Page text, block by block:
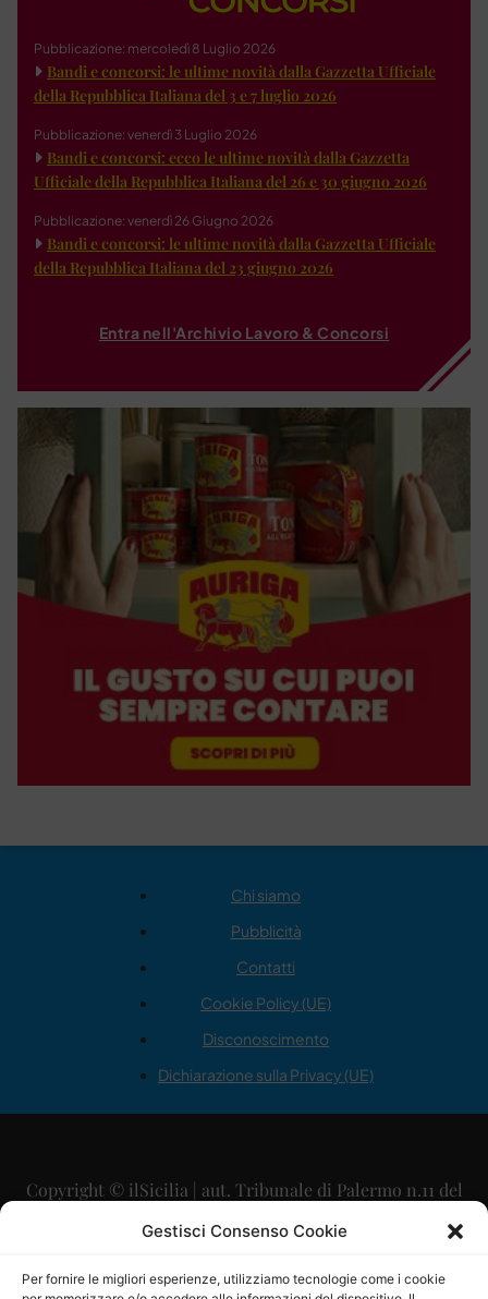
Gestisci Consenso Cookie
Per fornire le migliori esperienze, utilizziamo tecnologie come i cookie
Pubblicazione: mercoledì 8 Luglio 2026
Bandi e concorsi: le ultime novità dalla Gazzetta Ufficiale
della Repubblica Italiana del 3 e 7 luglio 2026
Pubblicazione: venerdì 3 Luglio 2026
Bandi e concorsi: ecco le ultime novità dalla Gazzetta
Ufficiale della Repubblica Italiana del 26 e 30 giugno 2026
Pubblicazione: venerdì 26 Giugno 2026
Bandi e concorsi: le ultime novità dalla Gazzetta Ufficiale
della Repubblica Italiana del 23 giugno 2026
Entra nell'Archivio Lavoro & Concorsi
Chi siamo
Pubblicità
Contatti
Cookie Policy (UE)
Disconoscimento
Dichiarazione sulla Privacy (UE)
Copyright © ilSicilia | aut. Tribunale di Palermo n.11 del
29/09/2015